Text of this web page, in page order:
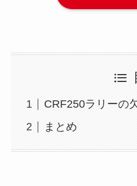
CRF250ラリーの
まとめ